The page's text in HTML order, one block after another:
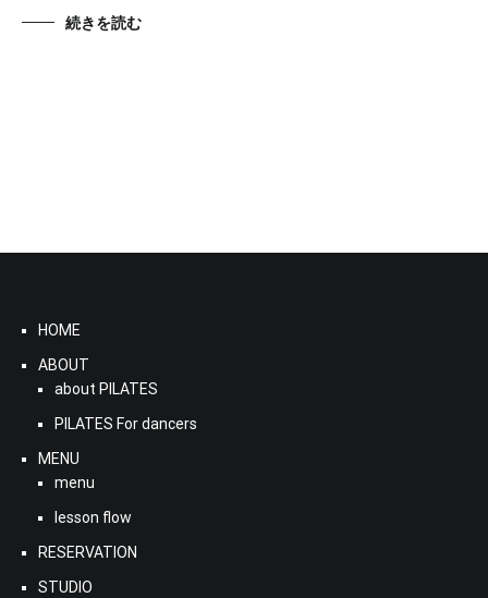
続きを読む
HOME
ABOUT
about PILATES
PILATES For dancers
MENU
menu
lesson flow
RESERVATION
STUDIO